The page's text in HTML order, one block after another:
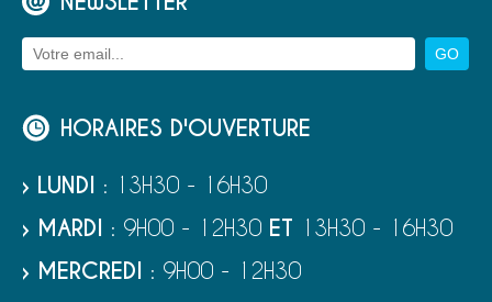
HORAIRES D'OUVERTURE
› LUNDI : 13H30 - 16H30
› MARDI : 9H00 - 12H30 ET 13H30 - 16H30
› MERCREDI : 9H00 - 12H30